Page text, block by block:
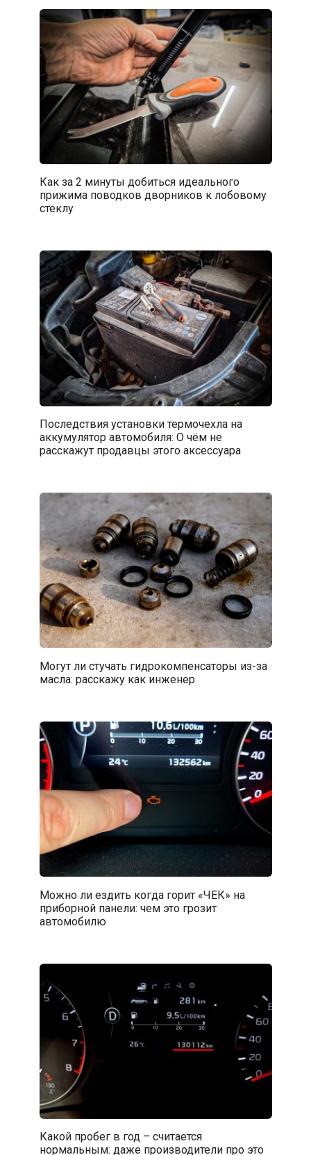
Как за 2 минуты добиться идеального
прижима поводков дворников к лобовому
стеклу
Последствия установки термочехла на
аккумулятор автомобиля: О чём не
расскажут продавцы этого аксессуара
Могут ли стучать гидрокомпенсаторы из-за
масла: расскажу как инженер
Можно ли ездить когда горит «ЧЕК» на
приборной панели: чем это грозит
автомобилю
Какой пробег в год – считается
нормальным: даже производители про это